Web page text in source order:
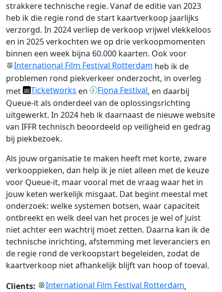
strakkere technische regie. Vanaf de editie van 2023
heb ik die regie rond de start kaartverkoop jaarlijks
verzorgd. In 2024 verliep de verkoop vrijwel vlekkeloos
en in 2025 verkochten we op drie verkoopmomenten
binnen een week bijna 60.000 kaarten. Ook voor
International Film Festival Rotterdam heb ik de
problemen rond piekverkeer onderzocht, in overleg
met
Ticketworks en Fiona Festival, en daarbij
Queue-it als onderdeel van de oplossingsrichting
uitgewerkt. In 2024 heb ik daarnaast de nieuwe website
van IFFR technisch beoordeeld op veiligheid en gedrag
bij piekbezoek.
Als jouw organisatie te maken heeft met korte, zware
verkooppieken, dan help ik je niet alleen met de keuze
voor Queue-it, maar vooral met de vraag waar het in
jouw keten werkelijk misgaat. Dat begint meestal met
onderzoek: welke systemen botsen, waar capaciteit
ontbreekt en welk deel van het proces je wel of juist
niet achter een wachtrij moet zetten. Daarna kan ik de
technische inrichting, afstemming met leveranciers en
de regie rond de verkoopstart begeleiden, zodat de
kaartverkoop niet afhankelijk blijft van hoop of toeval.
Clients:
International Film Festival Rotterdam,